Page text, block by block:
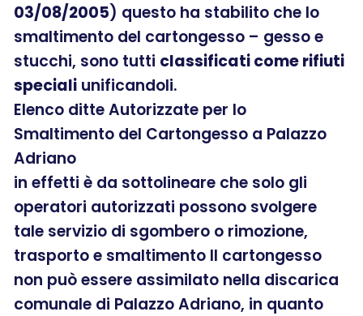
03/08/2005) questo ha stabilito che lo
smaltimento del cartongesso – gesso e
stucchi, sono tutti classificati come rifiuti
speciali unificandoli.
Elenco ditte Autorizzate per lo
Smaltimento del Cartongesso a Palazzo
Adriano
in effetti è da sottolineare che solo gli
operatori autorizzati possono svolgere
tale servizio di sgombero o rimozione,
trasporto e smaltimento Il cartongesso
non può essere assimilato nella discarica
comunale di Palazzo Adriano, in quanto